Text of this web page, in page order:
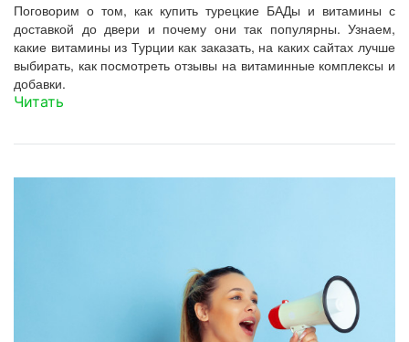
Поговорим о том, как купить турецкие БАДы и витамины с
доставкой до двери и почему они так популярны. Узнаем,
какие витамины из Турции как заказать, на каких сайтах лучше
выбирать, как посмотреть отзывы на витаминные комплексы и
добавки.
Читать